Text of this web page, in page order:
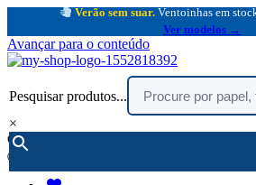
Verão sem suar.Ventoinhas em
Ver modelos →
Avançar para o conteúdo
Pesquisar produtos...
×
encomendar por telefone :
(chamada rede fixa nacional)